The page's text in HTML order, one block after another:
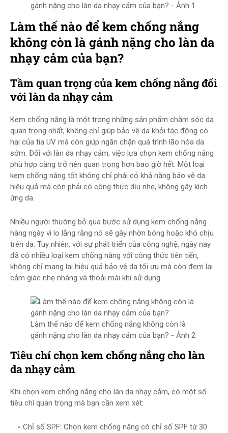
gánh nặng cho làn da nhạy cảm của bạn? - Ảnh 1
Làm thế nào để kem chống nắng
không còn là gánh nặng cho làn da
nhạy cảm của bạn?
Tầm quan trọng của kem chống nắng đối
với làn da nhạy cảm
Kem chống nắng là một trong những sản phẩm chăm sóc da
quan trọng nhất, không chỉ giúp bảo vệ da khỏi tác động có
hại của tia UV mà còn giúp ngăn chặn quá trình lão hóa da
sớm. Đối với làn da nhạy cảm, việc lựa chọn kem chống nắng
phù hợp càng trở nên quan trọng hơn bao giờ hết. Một loại
kem chống nắng tốt không chỉ phải có khả năng bảo vệ da
hiệu quả mà còn phải có công thức dịu nhẹ, không gây kích
ứng da.
Nhiều người thường bỏ qua bước sử dụng kem chống nắng
hàng ngày vì lo lắng rằng nó sẽ gây nhờn bóng hoặc khó chịu
trên da. Tuy nhiên, với sự phát triển của công nghệ, ngày nay
đã có nhiều loại kem chống nắng với công thức tiên tiến,
không chỉ mang lại hiệu quả bảo vệ da tối ưu mà còn đem lại
cảm giác nhẹ nhàng và thoải mái khi sử dụng.
Làm thế nào để kem chống nắng không còn là
gánh nặng cho làn da nhạy cảm của bạn? - Ảnh 2
Tiêu chí chọn kem chống nắng cho làn
da nhạy cảm
Khi chọn kem chống nắng cho làn da nhạy cảm, có một số
tiêu chí quan trọng mà bạn cần xem xét:
Chỉ số SPF: Chọn kem chống nắng có chỉ số SPF từ 30